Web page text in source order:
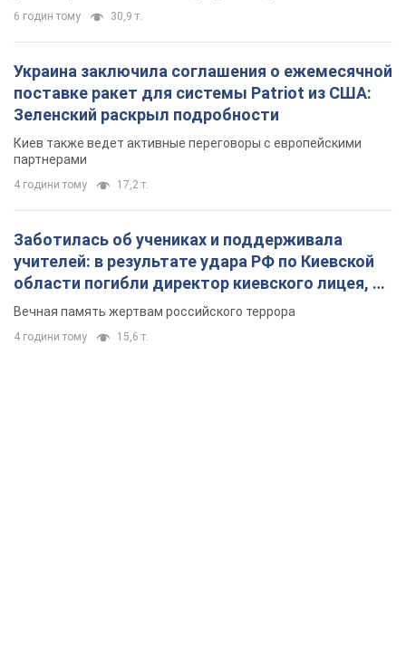
6 годин тому 30,9 т.
Украина заключила соглашения о ежемесячной
поставке ракет для системы Patriot из США:
Зеленский раскрыл подробности
Киев также ведет активные переговоры с европейскими
партнерами
4 години тому 17,2 т.
Заботилась об учениках и поддерживала
учителей: в результате удара РФ по Киевской
области погибли директор киевского лицея, её
муж и внук
Вечная память жертвам российского террора
4 години тому 15,6 т.